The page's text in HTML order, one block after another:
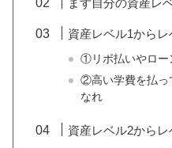
資産レベル1から
①リボ払いやロー
②高い学費を払っ
なれ
資産レベル2から